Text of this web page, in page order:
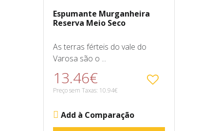
Espumante Murganheira
Reserva Meio Seco
As terras férteis do vale do
Varosa são o ...
13.46€
Preço sem Taxas: 10.94€
Add à Comparação